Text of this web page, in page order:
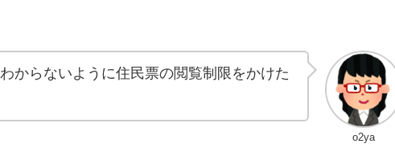
o2ya
からないように住民票の閲覧制限をかけた